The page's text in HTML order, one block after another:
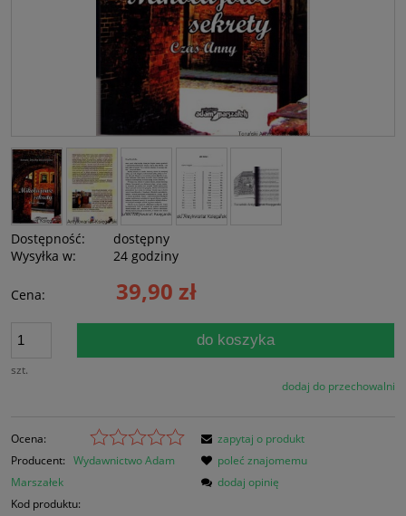
Dostępność:
dostępny
Wysyłka w:
24 godziny
Cena: 39,90 zł
szt.
do koszyka
dodaj do przechowalni
Ocena:
Producent: Wydawnictwo Adam
Marszałek
Kod produktu:
zapytaj o produkt
poleć znajomemu
dodaj opinię